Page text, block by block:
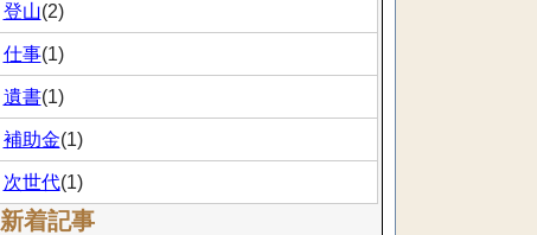
登山(2)
仕事(1)
遺書(1)
補助金(1)
次世代(1)
新着記事